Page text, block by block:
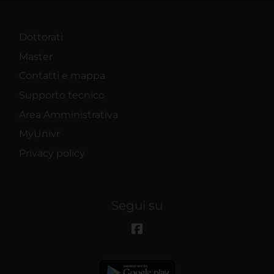
Dottorati
Master
Contatti e mappa
Supporto tecnico
Area Amministrativa
MyUnivr
Privacy policy
Segui su